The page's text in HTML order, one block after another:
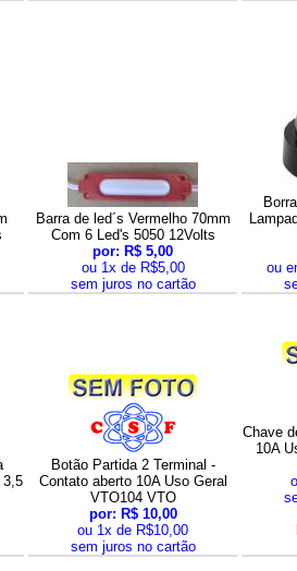
Barra de led´s Vermelho 70mm
Com 6 Led's 5050 12Volts
por: R$ 5,00
ou 1x de R$5,00
sem juros no cartão
ou
3,5
Botão Partida 2 Terminal -
Contato aberto 10A Uso Geral
VTO104 VTO
por: R$ 10,00
ou 1x de R$10,00
sem juros no cartão
Chave
10A